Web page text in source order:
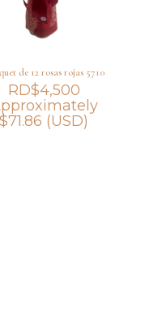
de 12 rosas rojas 5710
RD$4,500
$71.86 (USD)